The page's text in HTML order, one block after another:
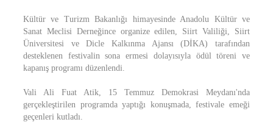
Kültür ve Turizm Bakanlığı himayesinde Anadolu Kültür ve
Sanat Meclisi Derneğince organize edilen, Siirt Valiliği, Siirt
Üniversitesi ve Dicle Kalkınma Ajansı (DİKA) tarafından
desteklenen festivalin sona ermesi dolayısıyla ödül töreni ve
kapanış programı düzenlendi.
Vali Ali Fuat Atik, 15 Temmuz Demokrasi Meydanı'nda
gerçekleştirilen programda yaptığı konuşmada, festivale emeği
geçenleri kutladı.